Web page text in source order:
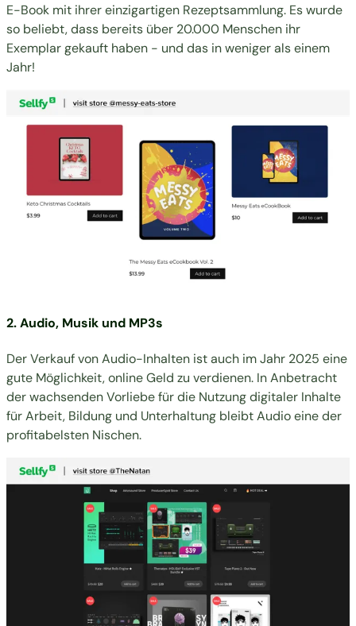
E-Book mit ihrer einzigartigen Rezeptsammlung. Es wurde
so beliebt, dass bereits über 20.000 Menschen ihr
Exemplar gekauft haben - und das in weniger als einem
Jahr!
2. Audio, Musik und MP3s
DerVerkauf von Audio-Inhalten ist auch im Jahr 2025 eine
gute Möglichkeit, online Geld zu verdienen. In Anbetracht
der wachsenden Vorliebe für die Nutzung digitaler Inhalte
für Arbeit, Bildung und Unterhaltung bleibt Audio eine der
profitabelsten Nischen.